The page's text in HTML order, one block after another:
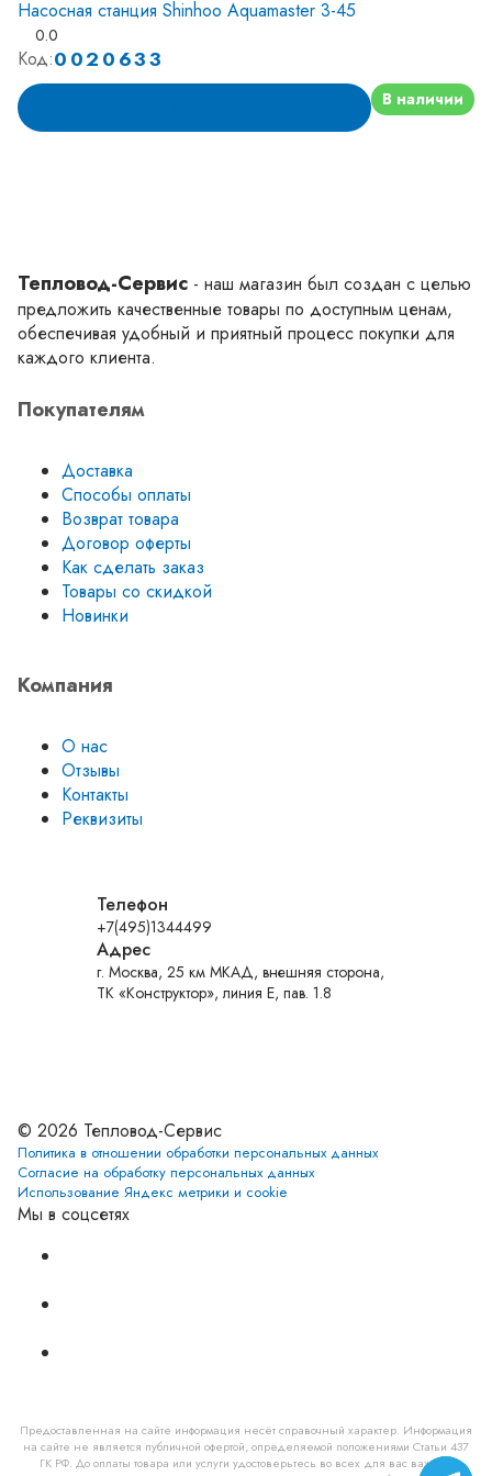
Насосная станция Shinhoo Aquamaster 3-45
0.0
Код:0020633
В наличии
Тепловод-Сервис - наш магазин был создан с целью
предложить качественные товары по доступным ценам,
обеспечивая удобный и приятный процесс покупки для
каждого клиента.
Покупателям
Доставка
Способы оплаты
Возврат товара
Договор оферты
Как сделать заказ
Товары со скидкой
Новинки
Компания
О нас
Отзывы
Контакты
Реквизиты
Телефон
+7(495)1344499
Адрес
г. Москва, 25 км МКАД, внешняя сторона,
ТК «Конструктор», линия Е, пав. 1.8
© 2026 Тепловод-Сервис
Политика в отношении обработки персональных данных
Согласие на обработку персональных данных
Использование Яндекс метрики и cookie
Мы в соцсетях
Предоставленная на сайте информация несёт справочный характер. Информация
на сайте не является публичной офертой, определяемой положениями Статьи 437
ГК РФ. До оплаты товара или услуги удостоверьтесь во всех для вас важных